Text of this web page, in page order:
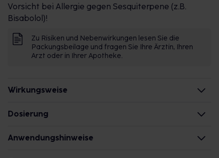
Vorsicht bei Allergie gegen Sesquiterpene (z.B.
Bisabolol)!
Zu Risiken und Nebenwirkungen lesen Sie die
Packungsbeilage und fragen Sie Ihre Ärztin, Ihren
Arzt oder in Ihrer Apotheke.
Wirkungsweise
und wirken als natürliches Gemisch. Zu der Pflanze
Dosierung
Einzel-/Gesamtdosis: 0,5-1,0 g (1 Teelöffel)/2-4 mal
Anwendungshinweise